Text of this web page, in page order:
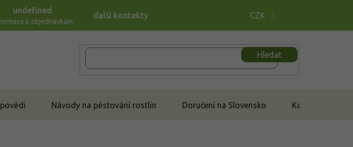
CZK
undefined
k objednávkám
další kontakty
Hledat
Návody na pěstování rostlin Doručení na Slovensko Kontakt